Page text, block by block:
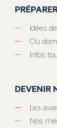
Idées
Où
Infos
DEVENIR
Les
Nos